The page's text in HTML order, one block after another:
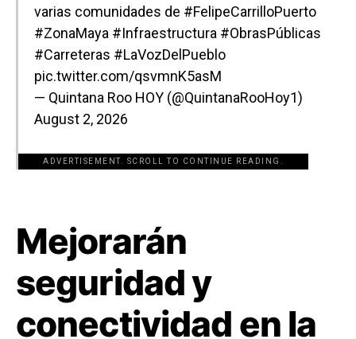
varias comunidades de #FelipeCarrilloPuerto
#ZonaMaya #Infraestructura #ObrasPúblicas
#Carreteras #LaVozDelPueblo
pic.twitter.com/qsvmnK5asM
— Quintana Roo HOY (@QuintanaRooHoy1)
August 2, 2026
ADVERTISEMENT. SCROLL TO CONTINUE READING.
[adsforwp id="243463"]
Mejorarán
seguridad y
conectividad en la